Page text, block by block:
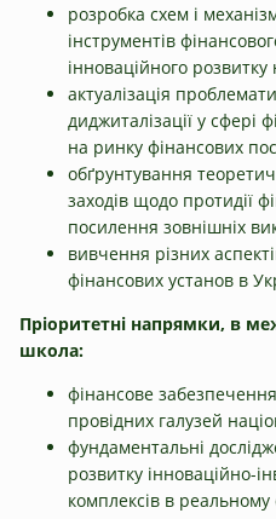
розробка схем і
інструментів
інноваційного
актуалізація
диджиталізації у сфері
на ринку фінансових
обґрунтування
заходів щодо протидії
посилення зовнішніх
вивчення різних
фінансових установ в
Пріоритетні напрямки, в
школа:
фінансове
провідних галузей
фундаментальні
розвитку інноваційно-
комплексів в реальному